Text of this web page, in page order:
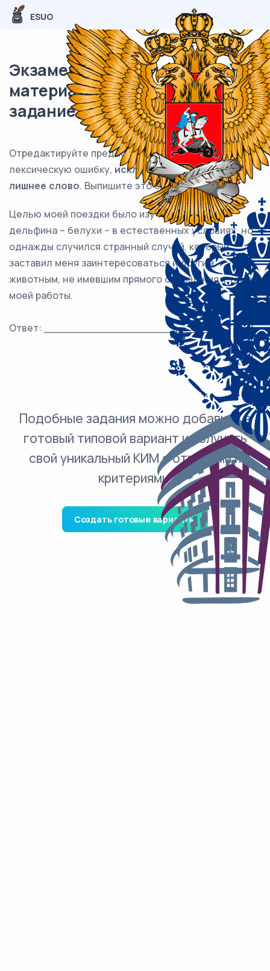
ESUO
Экзаменационный (типовой)
материал ЕГЭ / Русский / 06
задание (24) / 92
Отредактируйте предложение: исправьте
лексическую ошибку, исключив
лишнее слово. Выпишите это слово.
Целью моей поездки было изучение крупного
дельфина – белухи – в естественных условиях, но
однажды случился странный случай, который
заставил меня заинтересоваться и другим
животным, не имевшим прямого отношения к теме
моей работы.
Ответ: ___________________________.
Подобные задания можно добавить в
готовый типовой вариант и получить
свой уникальный КИМ с ответами и
критериями.
Создать готовые варианты